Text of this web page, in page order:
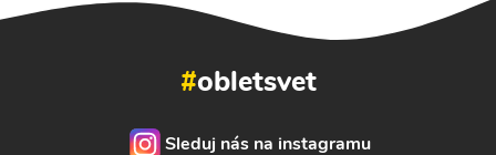
#obletsvet
Sleduj nás na instagramu